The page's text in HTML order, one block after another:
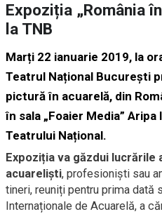
Expoziția „România
la TNB
Marți 22 ianuarie 2019, la
Teatrul Național București
pictură în acuarelă, din
în sala „Foaier Media”
Teatrului Național.
Expoziția va găzdui
acuareliști, profesioniști sau
tineri, reuniți pentru prima dată
Internaționale de Acuarelă, a